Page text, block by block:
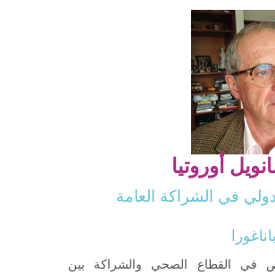
أوروتيا
في الشراكة العامة
في القطاع الصحي والشراكة بين